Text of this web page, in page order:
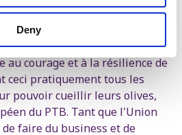
Deny
déclarer certaines parties de
domaine militaire, afin que les
»
au courage et à la résilience de
ceci pratiquement tous les
pouvoir cueillir leurs olives,
du PTB. Tant que l'Union
faire du business et de